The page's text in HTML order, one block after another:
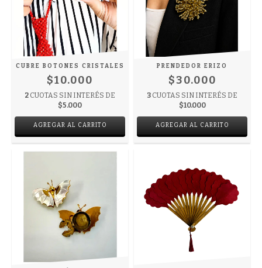
CUBRE BOTONES CRISTALES
$10.000
2 CUOTAS SIN INTERÉS DE
$5.000
AGREGAR AL CARRITO
PRENDEDOR ERIZO
$30.000
3 CUOTAS SIN INTERÉS DE
$10.000
AGREGAR AL CARRITO